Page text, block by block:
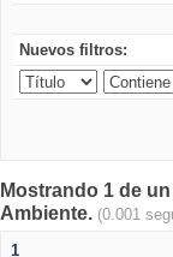
Nuevos filtros:
Mostrando 1 de
Ambiente. (0.001
1